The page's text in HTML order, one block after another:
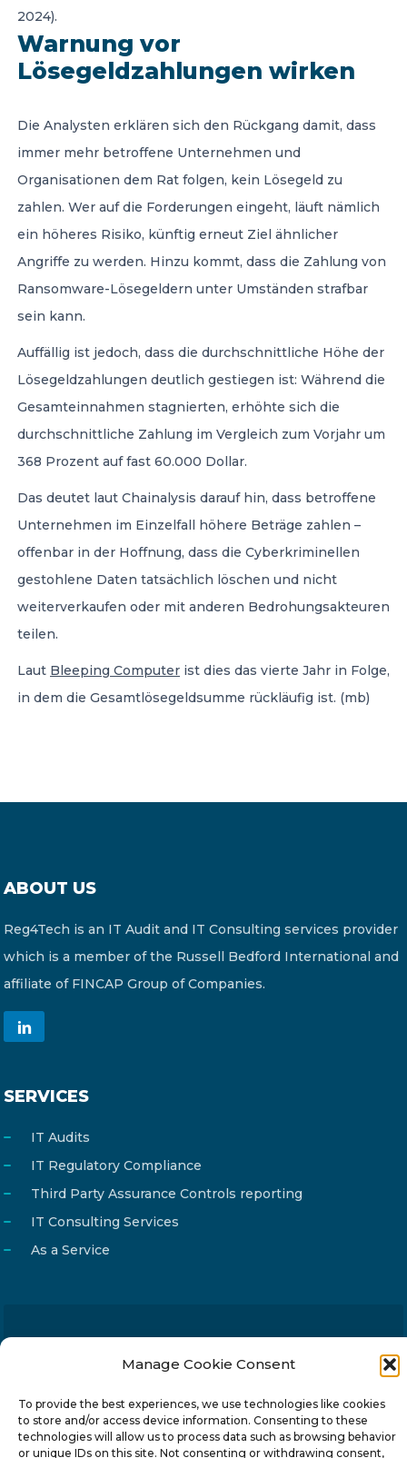
Manage Cookie Consent
To provide the best experiences, we use technologies like cookies
to store and/or access device information. Consenting to these
technologies will allow us to process data such as browsing behavior
or unique IDs on this site. Not consenting or withdrawing consent,
2024).
Warnung vor
Lösegeldzahlungen wirken
Die Analysten erklären sich den Rückgang damit, dass
immer mehr betroffene Unternehmen und
Organisationen dem Rat folgen, kein Lösegeld zu
zahlen. Wer auf die Forderungen eingeht, läuft nämlich
ein höheres Risiko, künftig erneut Ziel ähnlicher
Angriffe zu werden. Hinzu kommt, dass die Zahlung von
Ransomware-Lösegeldern unter Umständen strafbar
sein kann.
Auffällig ist jedoch, dass die durchschnittliche Höhe der
Lösegeldzahlungen deutlich gestiegen ist: Während die
Gesamteinnahmen stagnierten, erhöhte sich die
durchschnittliche Zahlung im Vergleich zum Vorjahr um
368 Prozent auf fast 60.000 Dollar.
Das deutet laut Chainalysis darauf hin, dass betroffene
Unternehmen im Einzelfall höhere Beträge zahlen –
offenbar in der Hoffnung, dass die Cyberkriminellen
gestohlene Daten tatsächlich löschen und nicht
weiterverkaufen oder mit anderen Bedrohungsakteuren
teilen.
Laut Bleeping Computer ist dies das vierte Jahr in Folge,
in dem die Gesamtlösegeldsumme rückläufig ist. (mb)
ABOUT US
Reg4Tech is an IT Audit and IT Consulting services provider
which is a member of the Russell Bedford International and
affiliate of FINCAP Group of Companies.
SERVICES
IT Audits
IT Regulatory Compliance
Third Party Assurance Controls reporting
IT Consulting Services
As a Service
Address
24 Pireaus street, 3rd floor
2023 Strovolos, Nicosia, Cyprus